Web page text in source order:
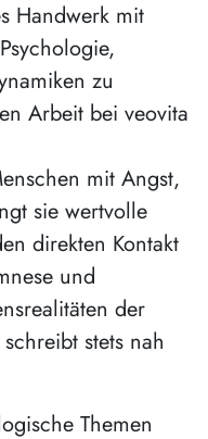
Handwerk mit
zu
Arbeit bei veovita
mit Angst,
sie wertvolle
direkten Kontakt
und
der
stets nah
Themen